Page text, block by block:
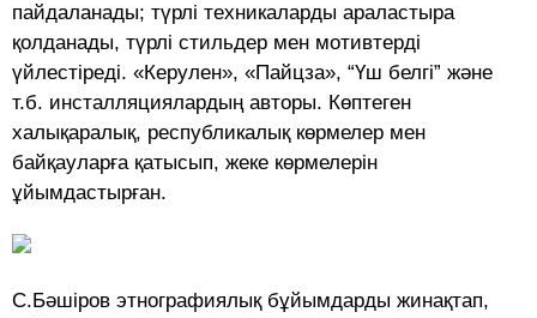
пайдаланады; түрлі техникаларды араластыра
қолданады, түрлі стильдер мен мотивтерді
үйлестіреді. «Керулен», «Пайцза», “Үш белгі” және
т.б. инсталляциялардың авторы. Көптеген
халықаралық, республикалық көрмелер мен
байқауларға қатысып, жеке көрмелерін
ұйымдастырған.
С.Бәшіров этнографиялық бұйымдарды жинақтап,